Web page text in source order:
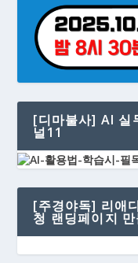
[디마불사] AI 실
널11
[주경야독] 리애
청 랜딩페이지 만